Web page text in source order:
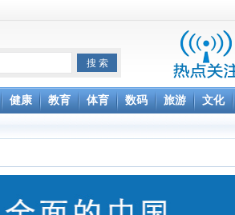
健康 教育 体育 数码 旅游 文化